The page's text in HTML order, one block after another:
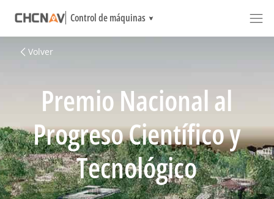
Control de máquinas
Volver
Premio Nacional al
Progreso Científico y
Tecnológico